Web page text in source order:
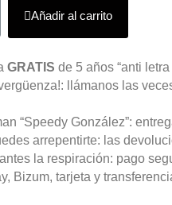
Añadir al carrito
GRATIS de 5 años “anti
vergüenza!: llámanos las
“Speedy González”:
arrepentirte: las
la respiración: pago
Bizum, tarjeta y